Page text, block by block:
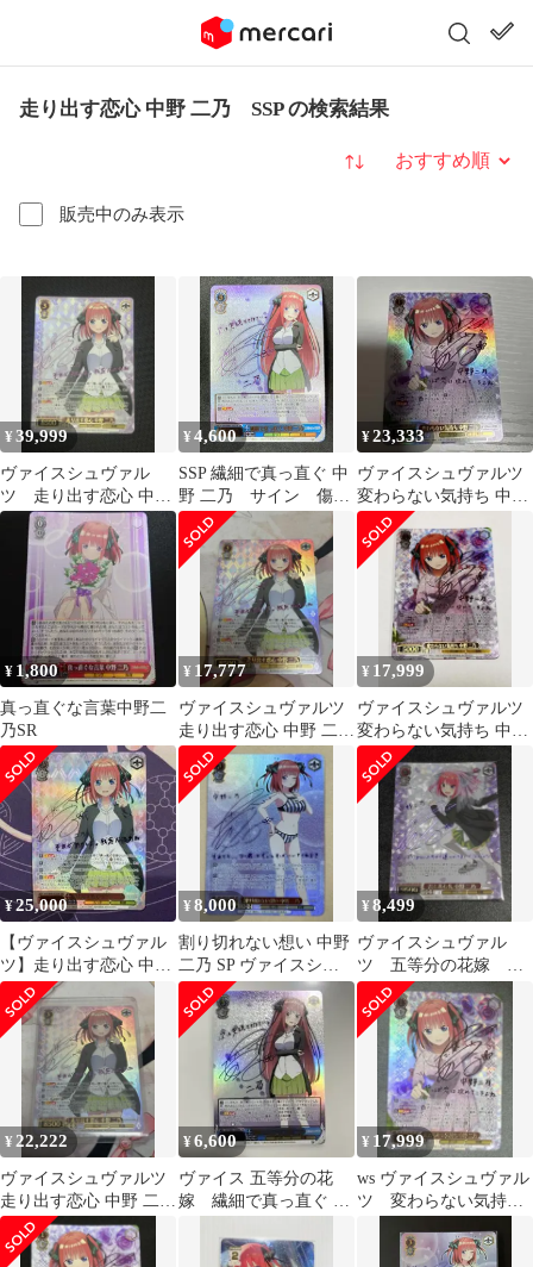
走り出す恋心 中野 二乃 SSP の検索結果
販売中のみ表示
並び替え
¥39,999
ヴァイスシュヴァル
ツ 走り出す恋心 中野
二乃 SSP サイン
¥4,600
SSP 繊細で真っ直ぐ 中
野 二乃 サイン 傷あ
り
¥23,333
ヴァイスシュヴァルツ
変わらない気持ち 中野
二乃 SSP サイン
¥ 1,800
真っ直ぐな言葉中野二
乃SR
¥ 17,777
ヴァイスシュヴァルツ
走り出す恋心 中野 二乃
SSP サイン
¥ 17,999
ヴァイスシュヴァルツ
変わらない気持ち 中野
二乃 SSP
¥25,000
【ヴァイスシュヴァル
ツ】走り出す恋心 中野
二乃 ssp サイン 五等
分の花嫁
¥8,000
割り切れない想い 中野
二乃 SP ヴァイスシュ
ヴァルツ
¥8,499
ヴァイスシュヴァル
ツ 五等分の花嫁 君
と進む先 中野二乃
sp サイン
¥ 22,222
ヴァイスシュヴァルツ
走り出す恋心 中野 二乃
ssp サイン 五等分の花
嫁
¥6,600
ヴァイス 五等分の花
嫁 繊細で真っ直ぐ 中
ン入り)
¥ 17,999
ws ヴァイスシュヴァル
ツ 変わらない気持